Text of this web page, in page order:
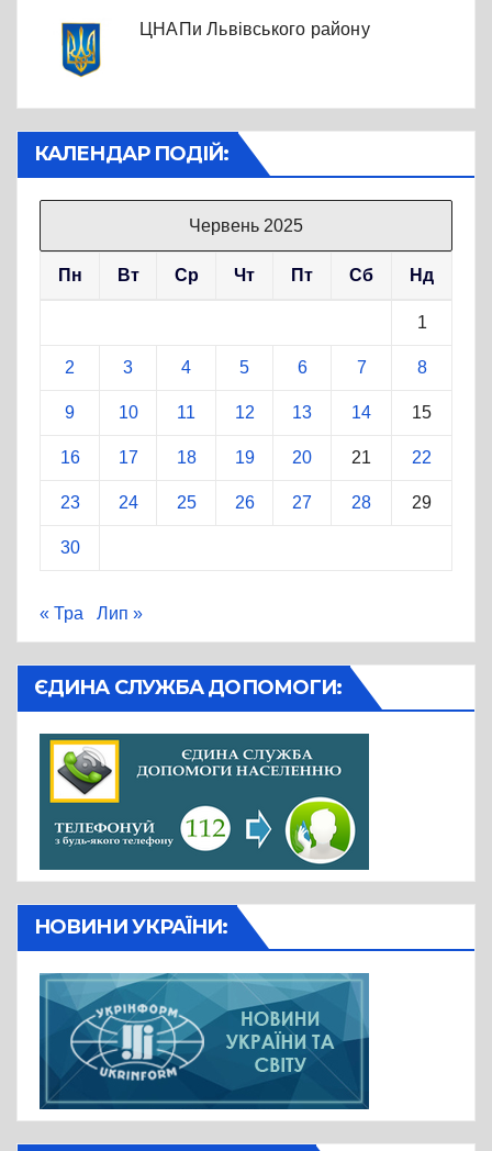
ЦНАПи Львівського району
КАЛЕНДАР ПОДІЙ:
Червень 2025
Пн Вт Ср Чт Пт Сб Нд
1
2 3 4 5 6 7 8
9 10 11 12 13 14 15
16 17 18 19 20 21 22
23 24 25 26 27 28 29
30
« Тра Лип »
ЄДИНА СЛУЖБА ДОПОМОГИ:
НОВИНИ УКРАЇНИ: